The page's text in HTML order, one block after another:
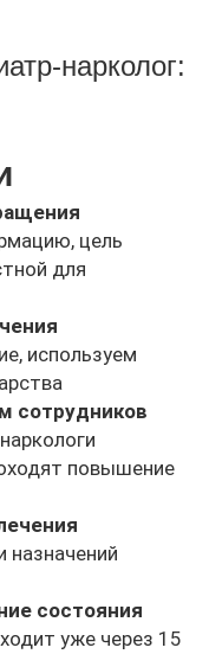
нарколог:
цель
для
используем
сотрудников
повышение
назначений
состояния
уже через 15